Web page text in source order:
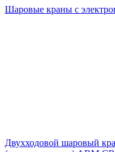
Шаровые краны с
Двухходовой шаровый